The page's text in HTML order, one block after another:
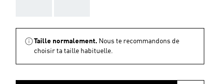
Taille normalement. Nous te recommandons de
choisir ta taille habituelle.